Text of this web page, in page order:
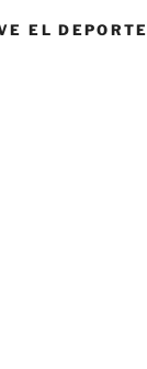
EL DEPORTE